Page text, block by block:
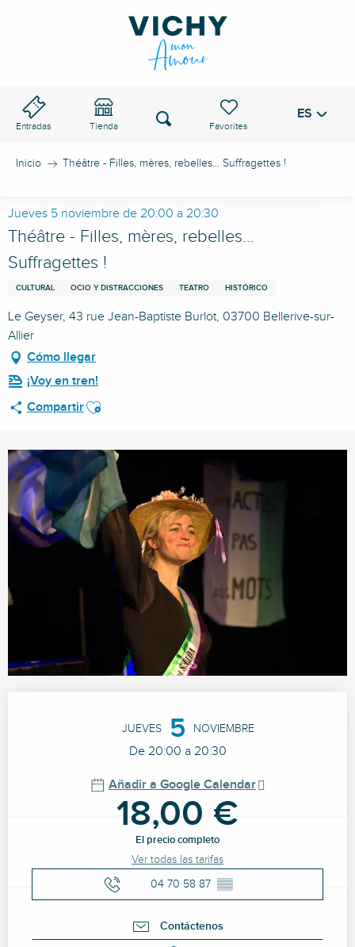
Entradas Tienda
Voir les favoris
Buscar ES
Inicio Théâtre - Filles, mères, rebelles... Suffragettes !
Jueves 5 noviembre de 20:00 a 20:30
Théâtre - Filles, mères, rebelles...
Suffragettes !
CULTURAL OCIO Y DISTRACCIONES TEATRO HISTÓRICO
Le Geyser, 43 rue Jean-Baptiste Burlot, 03700 Bellerive-sur-
Allier
Cómo llegar
¡Voy en tren!
CompartirAjouter aux favoris
JUEVES 5 NOVIEMBRE
De 20:00 a 20:30
Añadir a Google Calendar
18,00 €
El precio completo
Ver todas las tarifas
04 70 58 87 ▒▒
Contáctenos